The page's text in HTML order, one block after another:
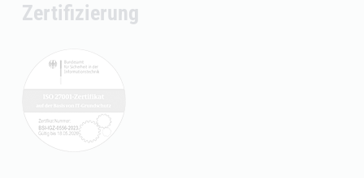
Zertifizierung